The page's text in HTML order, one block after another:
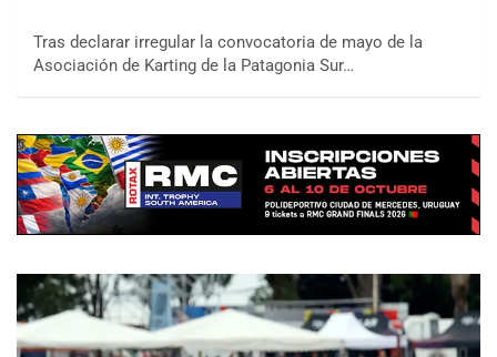
Tras declarar irregular la convocatoria de mayo de la
Asociación de Karting de la Patagonia Sur…